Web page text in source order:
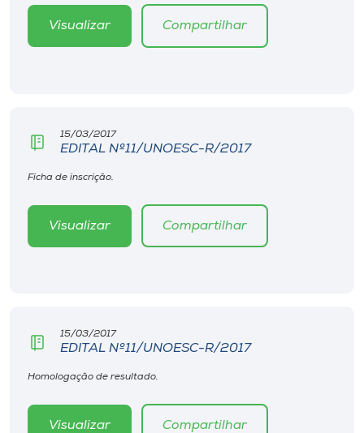
Museu
Visualizar Compartilhar
15/03/2017
EDITAL Nº11/UNOESC-R/2017
Ficha de inscrição.
Visualizar Compartilhar
15/03/2017
EDITAL Nº11/UNOESC-R/2017
Homologação de resultado.
Visualizar Compartilhar